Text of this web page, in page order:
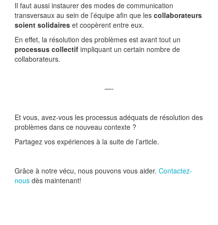
Il faut aussi instaurer des modes de communication
transversaux au sein de l’équipe afin que les collaborateurs
soient solidaires et coopèrent entre eux.
En effet, la résolution des problèmes est avant tout un
processus collectif impliquant un certain nombre de
collaborateurs.
—-
Et vous, avez-vous les processus adéquats de résolution des
problèmes dans ce nouveau contexte ?
Partagez vos expériences à la suite de l’article.
Grâce à notre vécu, nous pouvons vous aider. Contactez-
nous dès maintenant!